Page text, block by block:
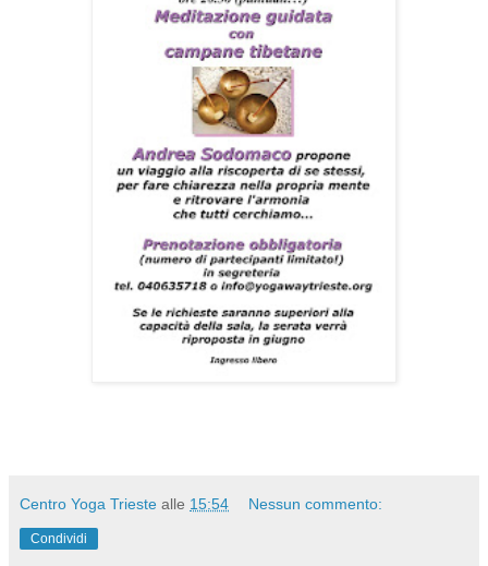
Centro Yoga Trieste alle 15:54 Nessun commento:
Condividi